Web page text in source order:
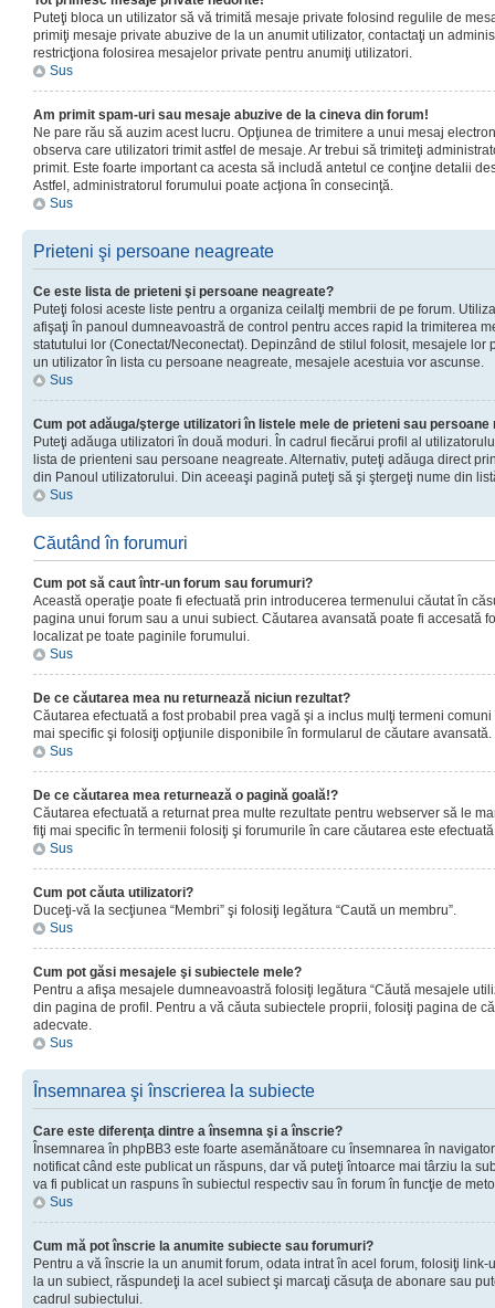
Puteţi bloca un utilizator să vă trimită mesaje private folosind regulile de
primiţi mesaje private abuzive de la un anumit utilizator, contactaţi un
restricţiona folosirea mesajelor private pentru anumiţi utilizatori.
Sus
Am primit spam-uri sau mesaje abuzive de la cineva din forum!
Ne pare rău să auzim acest lucru. Opţiunea de trimitere a unui mesaj
observa care utilizatori trimit astfel de mesaje. Ar trebui să trimiteţi
primit. Este foarte important ca acesta să includă antetul ce conţine detalii
Astfel, administratorul forumului poate acţiona în consecinţă.
Sus
Prieteni şi persoane neagreate
Ce este lista de prieteni şi persoane neagreate?
Puteţi folosi aceste liste pentru a organiza ceilalţi membrii de pe forum.
afişaţi în panoul dumneavoastră de control pentru acces rapid la trimiterea
statutului lor (Conectat/Neconectat). Depinzând de stilul folosit, mesajele lor
un utilizator în lista cu persoane neagreate, mesajele acestuia vor ascunse.
Sus
Cum pot adăuga/şterge utilizatori în listele mele de prieteni sau persoane
Puteţi adăuga utilizatori în două moduri. În cadrul fiecărui profil al
lista de prienteni sau persoane neagreate. Alternativ, puteţi adăuga direct
din Panoul utilizatorului. Din aceeaşi pagină puteţi să şi ştergeţi nume din
Sus
Căutând în forumuri
Cum pot să caut într-un forum sau forumuri?
Această operaţie poate fi efectuată prin introducerea termenului căutat în
pagina unui forum sau a unui subiect. Căutarea avansată poate fi accesată
localizat pe toate paginile forumului.
Sus
De ce căutarea mea nu returnează niciun rezultat?
Căutarea efectuată a fost probabil prea vagă şi a inclus mulţi termeni
mai specific şi folosiţi opţiunile disponibile în formularul de căutare avansată.
Sus
De ce căutarea mea returnează o pagină goală!?
Căutarea efectuată a returnat prea multe rezultate pentru webserver să le
fiţi mai specific în termenii folosiţi şi forumurile în care căutarea este
Sus
Cum pot căuta utilizatori?
Duceţi-vă la secţiunea “Membri” şi folosiţi legătura “Caută un membru”.
Sus
Cum pot găsi mesajele şi subiectele mele?
Pentru a afişa mesajele dumneavoastră folosiţi legătura “Căută mesajele
din pagina de profil. Pentru a vă căuta subiectele proprii, folosiţi pagina de
adecvate.
Sus
Însemnarea şi înscrierea la subiecte
Care este diferenţa dintre a însemna şi a înscrie?
Însemnarea în phpBB3 este foarte asemănătoare cu însemnarea în
notificat când este publicat un răspuns, dar vă puteţi întoarce mai târziu la
va fi publicat un raspuns în subiectul respectiv sau în forum în funcţie de
Sus
Cum mă pot înscrie la anumite subiecte sau forumuri?
Pentru a vă înscrie la un anumit forum, odata intrat în acel forum, folosiţi
la un subiect, răspundeţi la acel subiect şi marcaţi căsuţa de abonare sau
cadrul subiectului.